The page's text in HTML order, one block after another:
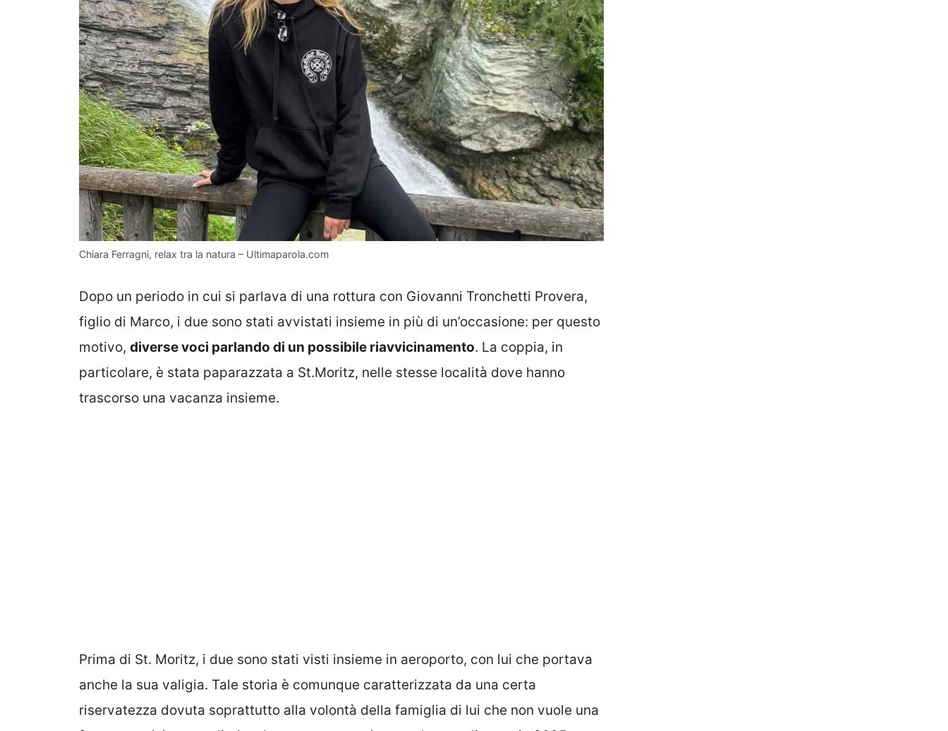
Chiara Ferragni, relax tra la natura – Ultimaparola.com
Dopo un periodo in cui si parlava di una rottura con Giovanni Tronchetti Provera,
figlio di Marco, i due sono stati avvistati insieme in più di un’occasione: per questo
motivo, diverse voci parlando di un possibile riavvicinamento. La coppia, in
particolare, è stata paparazzata a St.Moritz, nelle stesse località dove hanno
trascorso una vacanza insieme.
Prima di St. Moritz, i due sono stati visti insieme in aeroporto, con lui che portava
anche la sua valigia. Tale storia è comunque caratterizzata da una certa
riservatezza dovuta soprattutto alla volontà della famiglia di lui che non vuole una